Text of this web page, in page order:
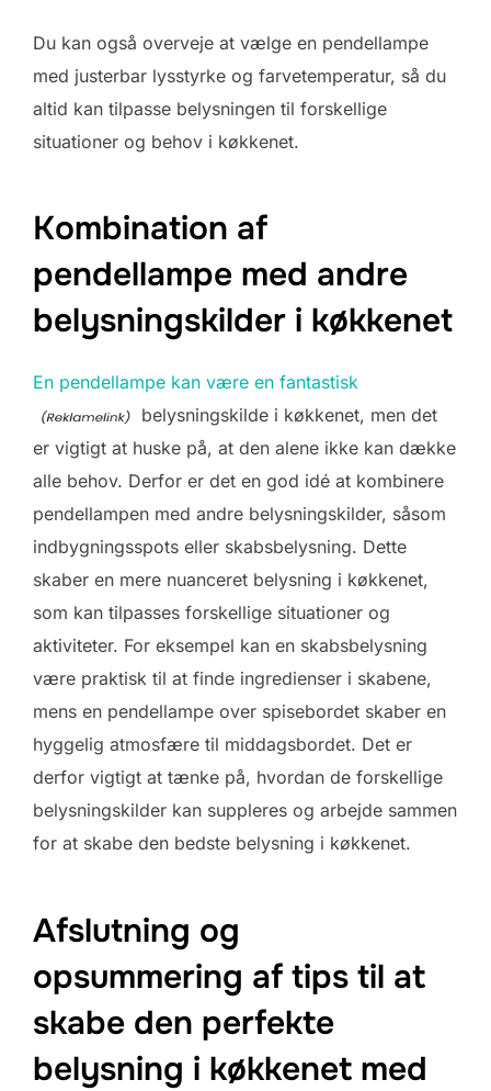
Du kan også overveje at vælge en pendellampe
med justerbar lysstyrke og farvetemperatur, så du
altid kan tilpasse belysningen til forskellige
situationer og behov i køkkenet.
Kombination af
pendellampe med andre
belysningskilder i køkkenet
En pendellampe kan være en fantastisk
belysningskilde i køkkenet, men det
er vigtigt at huske på, at den alene ikke kan dække
alle behov. Derfor er det en god idé at kombinere
pendellampen med andre belysningskilder, såsom
indbygningsspots eller skabsbelysning. Dette
skaber en mere nuanceret belysning i køkkenet,
som kan tilpasses forskellige situationer og
aktiviteter. For eksempel kan en skabsbelysning
være praktisk til at finde ingredienser i skabene,
mens en pendellampe over spisebordet skaber en
hyggelig atmosfære til middagsbordet. Det er
derfor vigtigt at tænke på, hvordan de forskellige
belysningskilder kan suppleres og arbejde sammen
for at skabe den bedste belysning i køkkenet.
Afslutning og
opsummering af tips til at
skabe den perfekte
belysning i køkkenet med